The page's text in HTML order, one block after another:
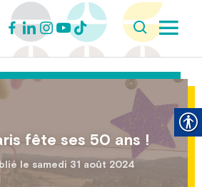
fête ses 50 ans !
le samedi 31 août 2024